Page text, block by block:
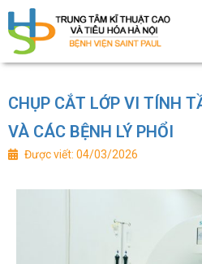
CHỤP CẮT LỚP VI TÍNH
VÀ CÁC BỆNH LÝ PHỔI
Được viết: 04/03/2026